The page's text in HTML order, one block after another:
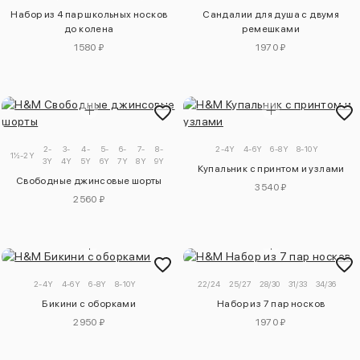
Набор из 4 пар школьных носков
до колена
1580 ₽
Сандалии для душа с двумя
ремешками
1970 ₽
1½-2Y
2-
3Y
3-
4Y
4-
5Y
5-
6Y
6-
7Y
7-
8Y
8-
9Y
Свободные джинсовые шорты
2560 ₽
2-4Y 4-6Y 6-8Y 8-10Y
Купальник с принтом и узлами
3540 ₽
2-4Y 4-6Y 6-8Y 8-10Y
Бикини с оборками
2950 ₽
22/24 25/27 28/30 31/33 34/36
Набор из 7 пар носков
1970 ₽